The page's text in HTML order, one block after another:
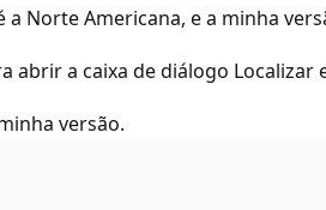
Norte Americana, e a minha
abrir a caixa de diálogo Localizar
versão.